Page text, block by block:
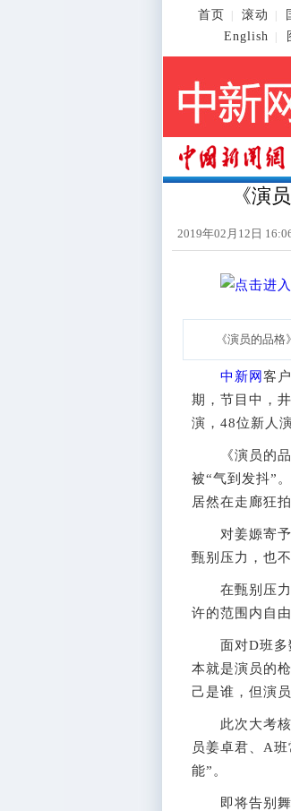
首页 滚动
English
《演
2019年02月12日
《演员的品格
中新网 客
期，节目中，
演，48位新人
《演员的品
被“气到发抖”
居然在走廊狂
对姜嫄寄予
甄别压力，也
在甄别压力
许的范围内自
面对D班多数
本就是演员的
己是谁，但演
此次大考核
员姜卓君、A
能”。
即将告别舞